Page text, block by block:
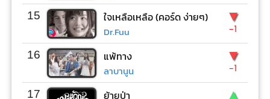
15 ใจเหลือเหลือ (คอร์ด ง่ายๆ)
Dr.Fuu
▼
-1
16 แพ้ทาง
ลาบานูน
▼
-1
17 ย้ายป่า ▲